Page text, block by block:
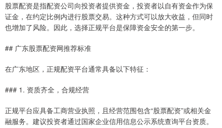
股票配资是指配资公司向投资者提供资金，投资者以自有资金作为保
证金，在约定比例内进行股票交易。这种方式可以放大收益，但同时
也增加了风险。因此，选择正规平台是保障资金安全的第一步。
## 广东股票配资网推荐标准
在广东地区，正规配资平台通常具备以下特征：
### 1. 资质齐全，合规经营
正规平台应具备工商营业执照，且经营范围包含“股票配资”或相关金
融服务。建议投资者通过国家企业信用信息公示系统查询平台资质。